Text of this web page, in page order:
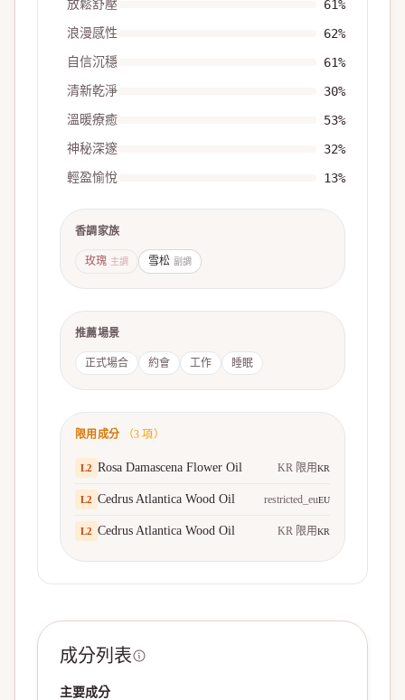
放鬆舒壓 61%
浪漫感性 62%
自信沉穩 61%
清新乾淨 30%
溫暖療癒 53%
神秘深邃 32%
輕盈愉悅 13%
香調家族
玫瑰 主調 雪松 副調
推薦場景
正式場合 約會 工作 睡眠
限用成分 （3 項）
L2 Rosa Damascena Flower Oil KR 限用KR
L2 Cedrus Atlantica Wood Oil restricted_euEU
L2 Cedrus Atlantica Wood Oil KR 限用KR
成分列表
主要成分